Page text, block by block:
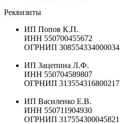
Реквизиты
ИП Попов К.П.
ИНН 550700455672
ОГРНИП 308554334000034
ИП Зацепина Л.Ф.
ИНН 550704589807
ОГРНИП 313554316800217
ИП Василенко Е.В.
ИНН 550711904930
ОГРНИП 317554300045821